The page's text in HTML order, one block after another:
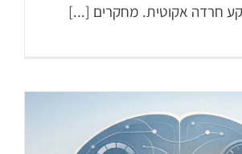
חרדה אקוטית. מחקרים [...]